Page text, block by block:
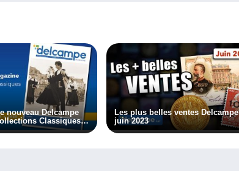
nouveau Delcampe
Classiques 5
Les plus belles ventes Delcampe
juin 2023